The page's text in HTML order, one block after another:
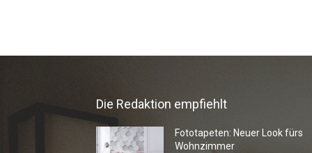
Die Redaktion empfiehlt
Fototapeten: Neuer Look fürs
Wohnzimmer